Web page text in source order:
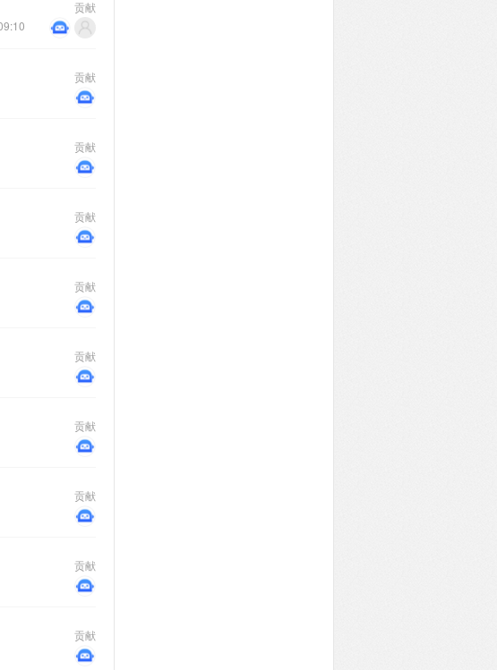
贡献
贡献
贡献
贡献
贡献
贡献
贡献
贡献
贡献
贡献